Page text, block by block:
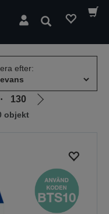
Sök
efter:
130
Gå
objekt